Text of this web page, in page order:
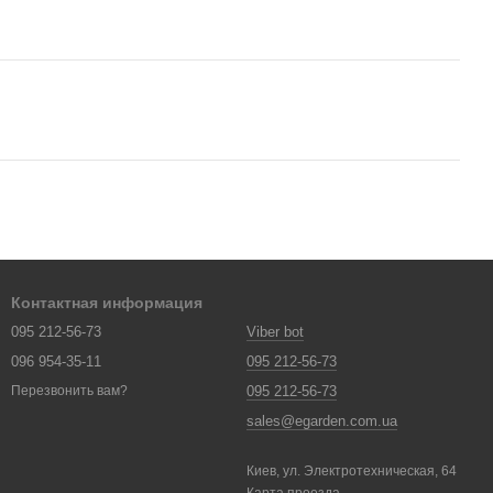
Контактная информация
095 212-56-73
096 954-35-11
Перезвонить вам?
Viber bot
095 212-56-73
095 212-56-73
sales@egarden.com.ua
Киев, ул. Электротехническая, 64